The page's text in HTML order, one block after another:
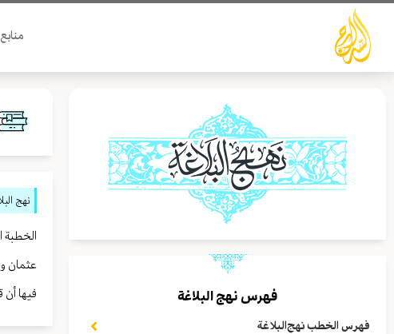
تخطي
المحتوى
فهرس نهج البلاغة
فهرس الخطب نهج‌البلاغة
نهج
الخطبة
عثمان
فيها أن